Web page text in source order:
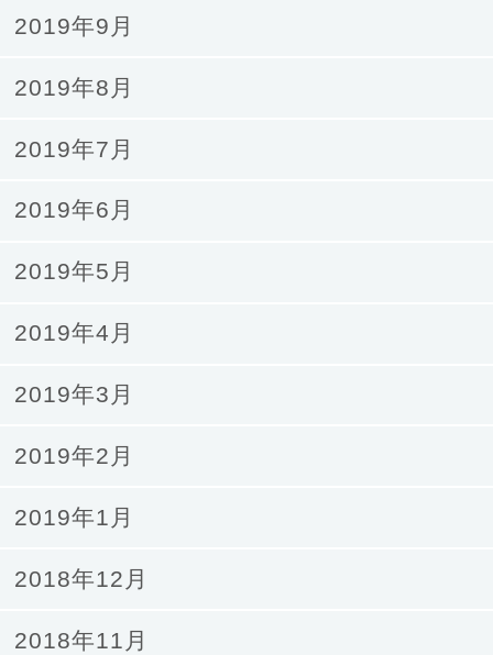
2019年9月
2019年8月
2019年7月
2019年6月
2019年5月
2019年4月
2019年3月
2019年2月
2019年1月
2018年12月
2018年11月